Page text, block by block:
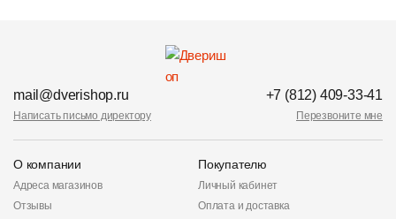
mail@dverishop.ru
Написать письмо директору
+7 (812) 409-33-41
Перезвоните мне
О компании
Адреса магазинов
Отзывы
Покупателю
Личный кабинет
Оплата и доставка